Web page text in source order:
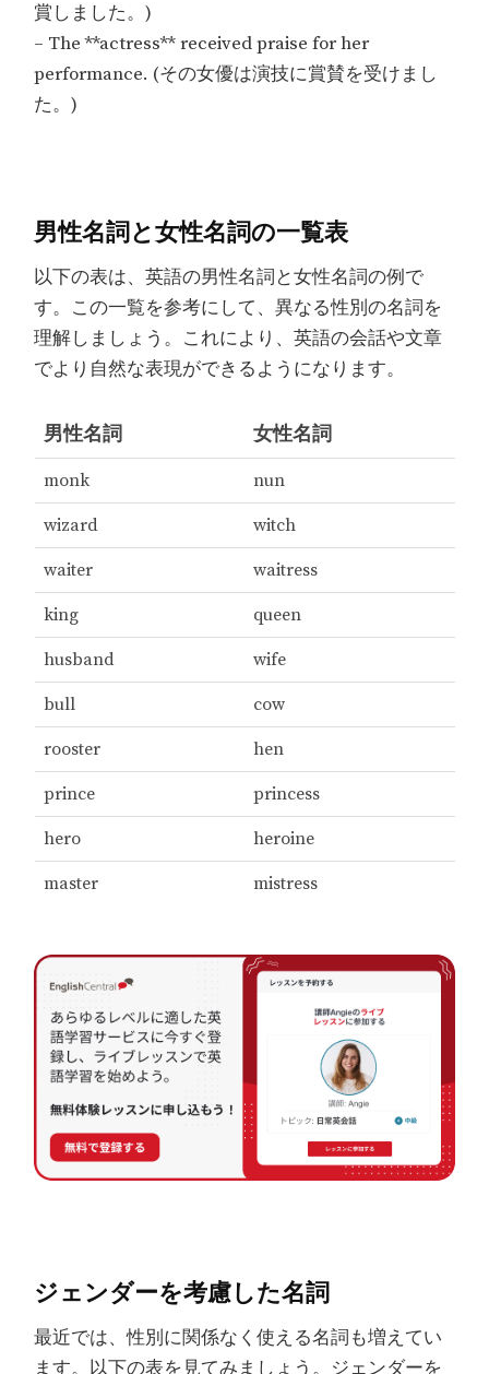
賞しました。)
– The **actress** received praise for her
performance. (その女優は演技に賞賛を受けまし
た。)
男性名詞と女性名詞の一覧表
以下の表は、英語の男性名詞と女性名詞の例で
す。この一覧を参考にして、異なる性別の名詞を
理解しましょう。これにより、英語の会話や文章
でより自然な表現ができるようになります。
男性名詞 女性名詞
monk nun
wizard witch
waiter waitress
king queen
husband wife
bull cow
rooster hen
prince princess
hero heroine
master mistress
ジェンダーを考慮した名詞
最近では、性別に関係なく使える名詞も増えてい
ます。以下の表を見てみましょう。ジェンダーを